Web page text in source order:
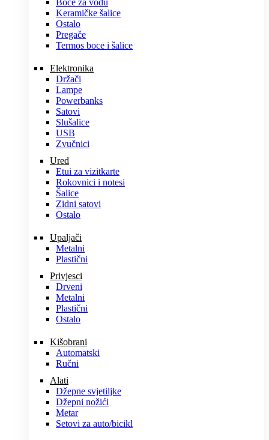
Boce za vodu
Keramičke šalice
Ostalo
Pregače
Termos boce i šalice
Elektronika
Držači
Lampe
Powerbanks
Satovi
Slušalice
USB
Zvučnici
Ured
Etui za vizitkarte
Rokovnici i notesi
Šalice
Zidni satovi
Ostalo
Upaljači
Metalni
Plastični
Privjesci
Drveni
Metalni
Plastični
Ostalo
Kišobrani
Automatski
Ručni
Alati
Džepne svjetiljke
Džepni nožići
Metar
Setovi za auto/bicikl